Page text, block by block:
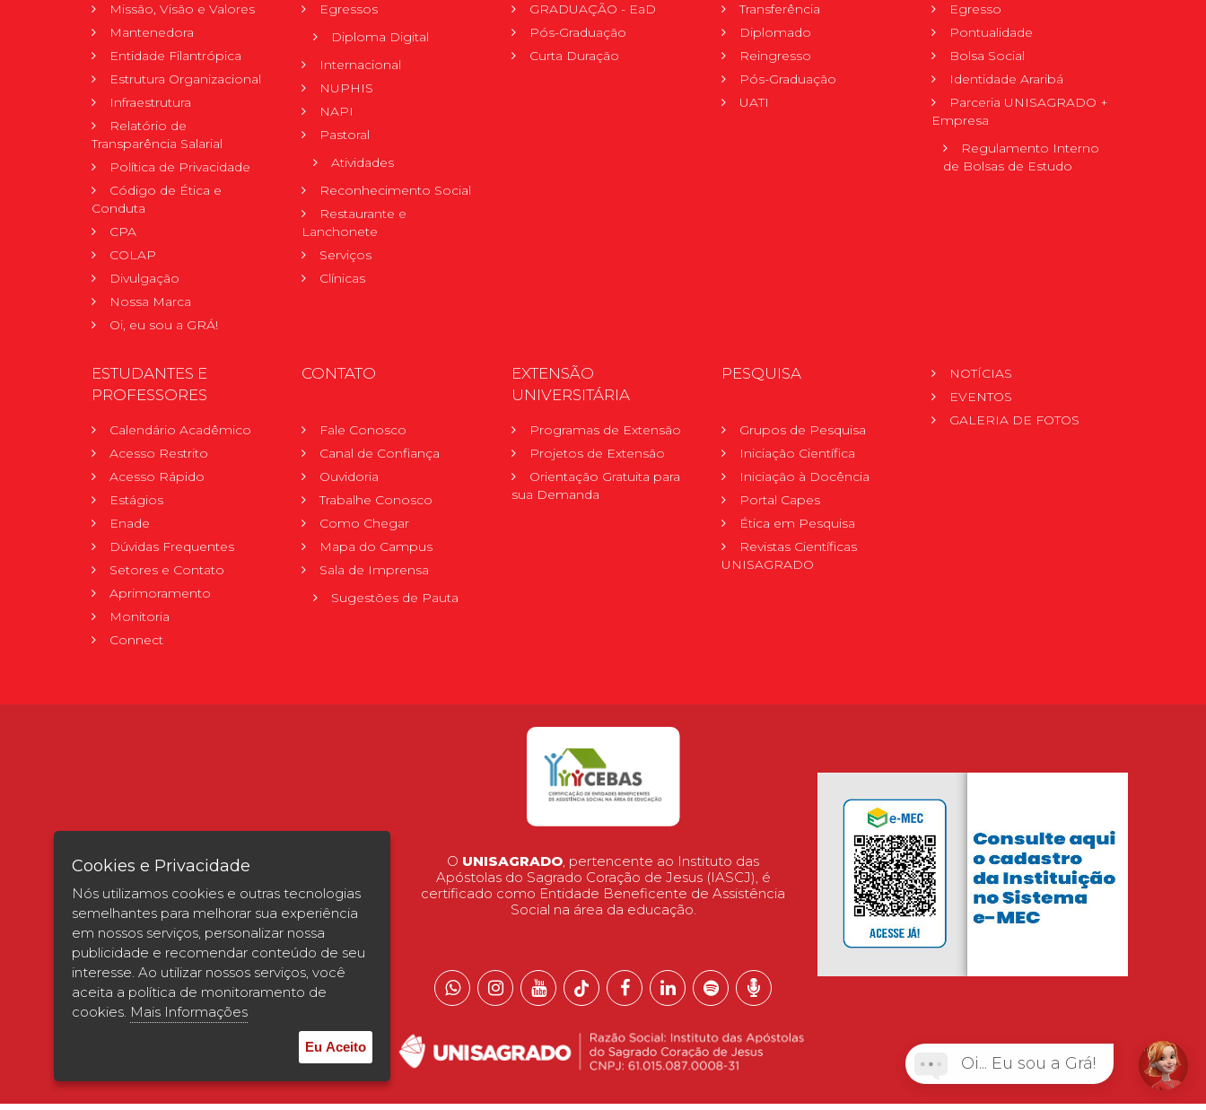
Missão, Visão e Valores
Mantenedora
Entidade Filantrópica
Estrutura Organizacional
Infraestrutura
Relatório de
Transparência Salarial
Política de Privacidade
Código de Ética e
Conduta
CPA
COLAP
Divulgação
Nossa Marca
Oi, eu sou a GRÁ!
Egressos
Diploma Digital
Internacional
NUPHIS
NAPI
Pastoral
Atividades
Reconhecimento Social
Restaurante e
Lanchonete
Serviços
Clínicas
GRADUAÇÃO - EaD
Pós-Graduação
Curta Duração
Transferência
Diplomado
Reingresso
Pós-Graduação
UATI
Egresso
Pontualidade
Bolsa Social
Identidade Araribá
Parceria UNISAGRADO +
Empresa
Regulamento Interno
de Bolsas de Estudo
ESTUDANTES E
PROFESSORES
Calendário Acadêmico
Acesso Restrito
Acesso Rápido
Estágios
Enade
Dúvidas Frequentes
Setores e Contato
Aprimoramento
Monitoria
Connect
CONTATO
Fale Conosco
Canal de Confiança
Ouvidoria
Trabalhe Conosco
Como Chegar
Mapa do Campus
Sala de Imprensa
Sugestões de Pauta
EXTENSÃO
UNIVERSITÁRIA
Programas de Extensão
Projetos de Extensão
Orientação Gratuita para
sua Demanda
PESQUISA
Grupos de Pesquisa
Iniciação Científica
Iniciação à Docência
Portal Capes
Ética em Pesquisa
Revistas Científicas
UNISAGRADO
NOTÍCIAS
EVENTOS
GALERIA DE FOTOS
Verificada por
O UNISAGRADO, pertencente ao Instituto das
Apóstolas do Sagrado Coração de Jesus (IASCJ), é
certificado como Entidade Beneficente de Assistência
Social na área da educação.
Oi... Eu sou a Grá!
Cookies e Privacidade
Nós utilizamos cookies e outras tecnologias
semelhantes para melhorar sua experiência
em nossos serviços, personalizar nossa
publicidade e recomendar conteúdo de seu
interesse. Ao utilizar nossos serviços, você
aceita a política de monitoramento de
cookies. Mais Informações
Eu Aceito